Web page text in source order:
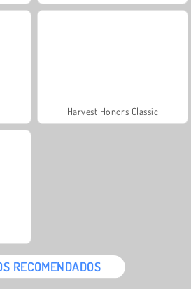
Harvest Honors Classic
RECOMENDADOS